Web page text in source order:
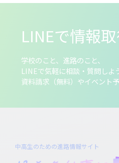
LINEで情報
学校のこと、進路のこと、
LINEで気軽に相談・質問しよ
資料請求（無料）やイベント
中高生のための進路情報サイト